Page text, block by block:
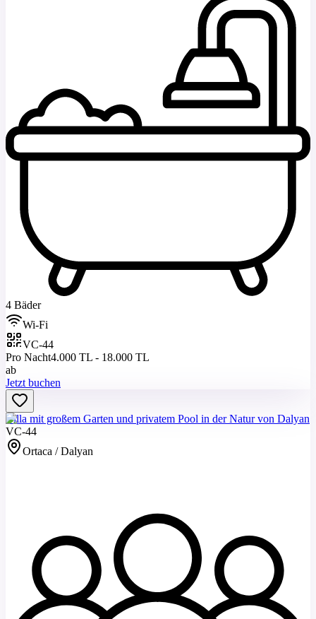
4 Bäder
Wi-Fi
VC-44
Pro Nacht4.000 TL - 18.000 TL
ab
Jetzt buchen
Villa mit großem Garten und privatem Pool in der Natur von Dalyan
VC-44
Ortaca / Dalyan